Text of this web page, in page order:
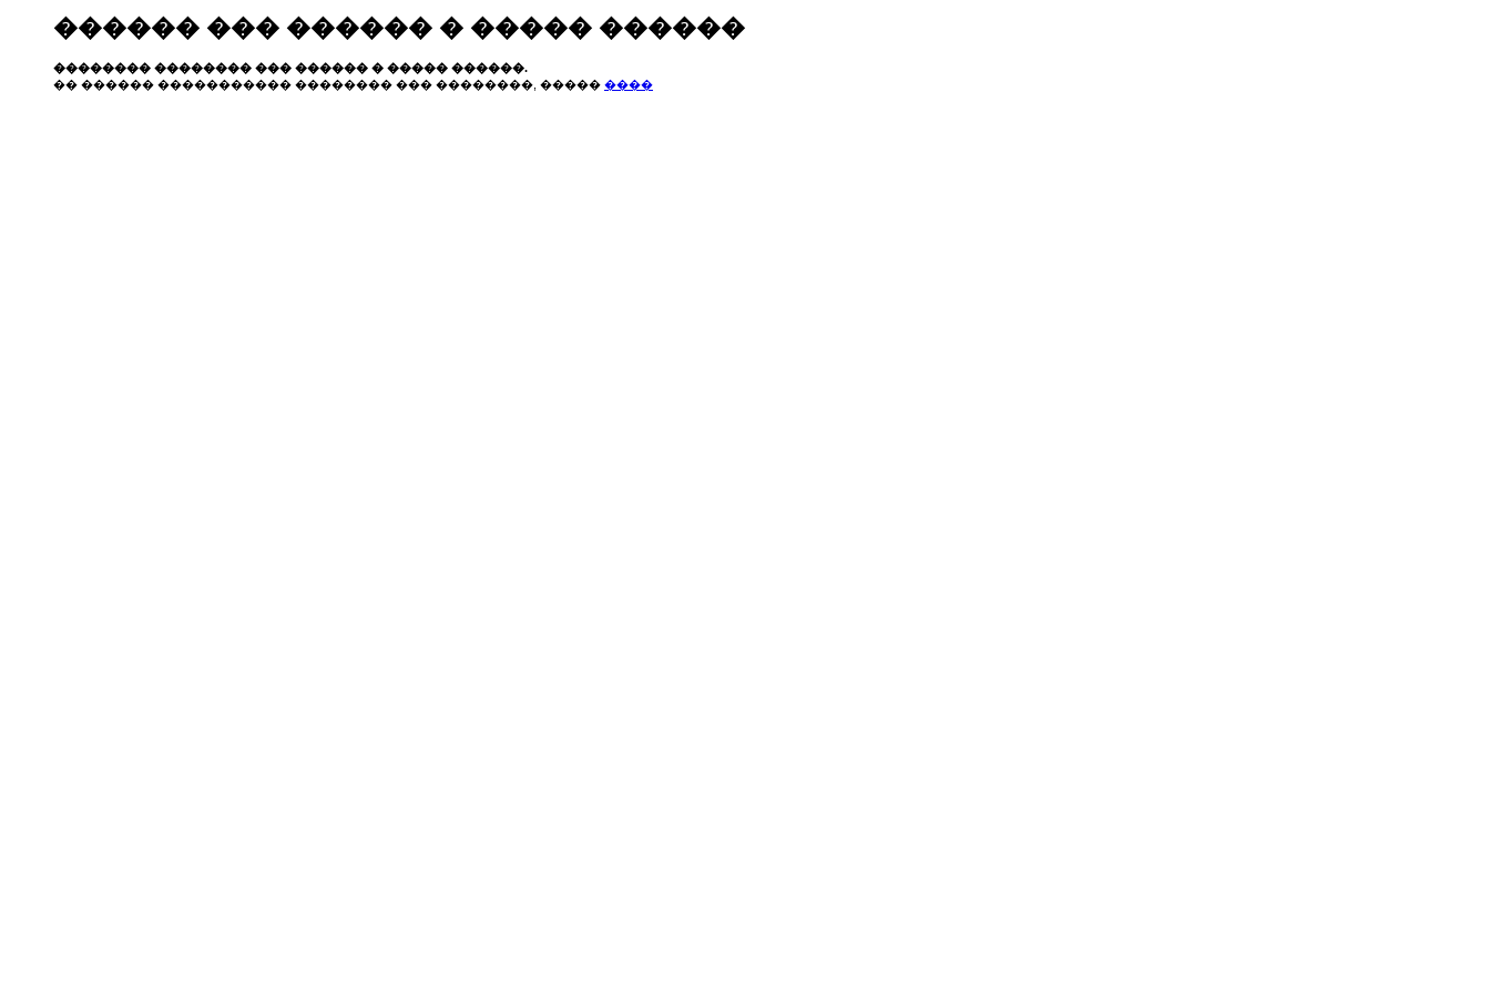
������ ��� ������ � ����� ������
�������� �������� ��� ������ � ����� ������.
�� ������ ����������� �������� ��� ��������, ����� ����